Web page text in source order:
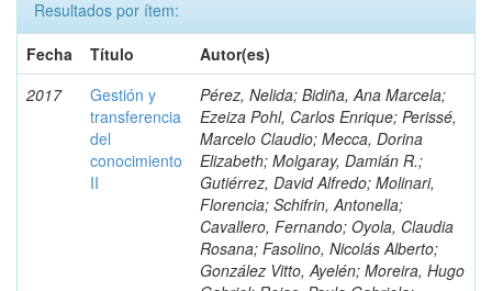
Resultados por ítem:
Fecha
Título
Autor(es)
2017
Gestión y
transferencia
del
conocimiento
II
Pérez, Nelida; Bidiña, Ana Marcela;
Ezeiza Pohl, Carlos Enrique; Perissé,
Marcelo Claudio; Mecca, Dorina
Elizabeth; Molgaray, Damián R.;
Gutiérrez, David Alfredo; Molinari,
Florencia; Schifrin, Antonella;
Cavallero, Fernando; Oyola, Claudia
Rosana; Fasolino, Nicolás Alberto;
González Vitto, Ayelén; Moreira, Hugo